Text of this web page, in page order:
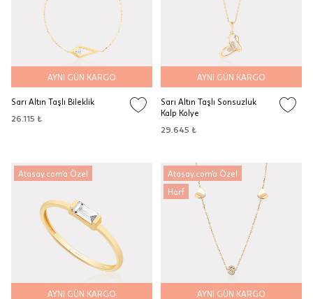
AYNI GÜN KARGO
Sarı Altın Taşlı Bileklik
26.115 ₺
AYNI GÜN KARGO
Sarı Altın Taşlı Sonsuzluk
Kalp Kolye
29.645 ₺
Atasay.com'a Özel
AYNI GÜN KARGO
Atasay.com'a Özel
Harf
AYNI GÜN KARGO